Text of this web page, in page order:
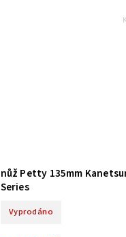
nůž Petty 135mm
Series
Vyprodáno